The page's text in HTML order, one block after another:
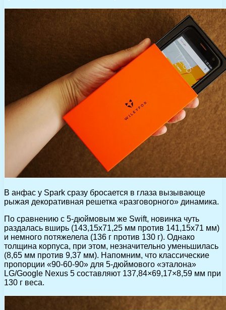
В анфас у Spark сразу бросается в глаза вызывающе
рыжая декоративная решетка «разговорного» динамика.
По сравнению с 5-дюймовым же Swift, новинка чуть
раздалась вширь (143,15х71,25 мм против 141,15х71 мм)
и немного потяжелела (136 г против 130 г). Однако
толщина корпуса, при этом, незначительно уменьшилась
(8,65 мм против 9,37 мм). Напомним, что классические
пропорции «90-60-90» для 5-дюймового «эталона»
LG/Google Nexus 5 составляют 137,84×69,17×8,59 мм при
130 г веса.